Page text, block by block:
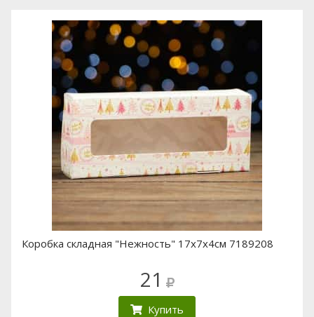
Коробка складная "Нежность" 17х7х4см 7189208
21
Купить